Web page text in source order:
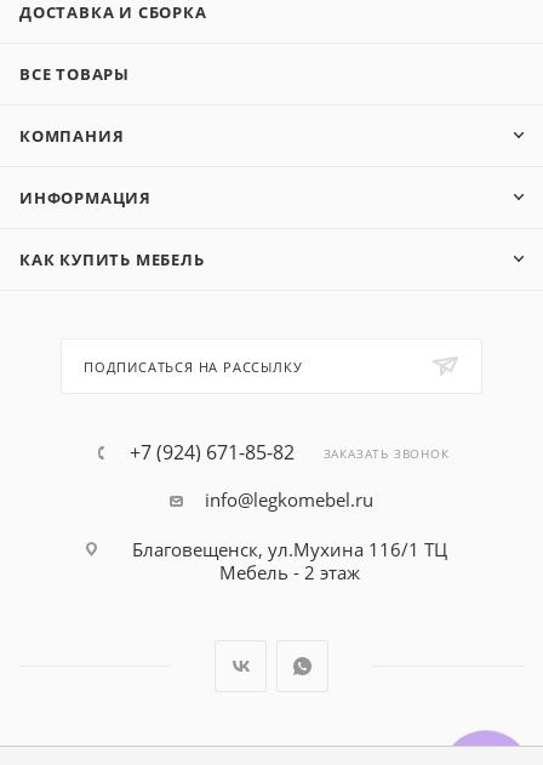
ДОСТАВКА И СБОРКА
ВСЕ ТОВАРЫ
КОМПАНИЯ
ИНФОРМАЦИЯ
КАК КУПИТЬ МЕБЕЛЬ
ПОДПИСАТЬСЯ НА РАССЫЛКУ
+7 (924) 671-85-82 ЗАКАЗАТЬ ЗВОНОК
info@legkomebel.ru
Благовещенск, ул.Мухина 116/1 ТЦ
Мебель - 2 этаж